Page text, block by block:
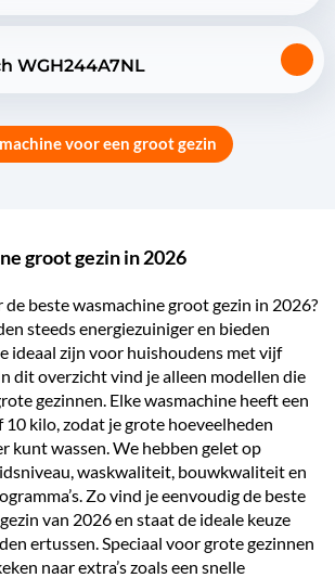
WGH244A7NL
voor een groot gezin
groot gezin in 2026
de beste wasmachinegroot gezin in 2026?
steedsenergiezuinigeren bieden
ideaal zijn voor huishoudens met vijf
dit overzicht vind je alleen modellen die
gezinnen. Elke wasmachine heeft een
10 kilo, zodat je grote hoeveelheden
kunt wassen. We hebben gelet op
waskwaliteit, bouwkwaliteit en
Zo vind je eenvoudig de beste
van 2026 en staat de ideale keuze
ertussen. Speciaal voor grote gezinnen
naar extra’s zoals een snelle